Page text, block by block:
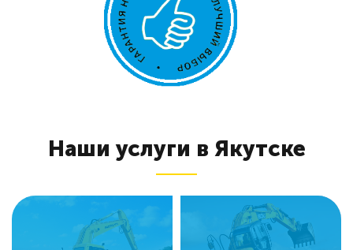
Наши услуги в Якутске